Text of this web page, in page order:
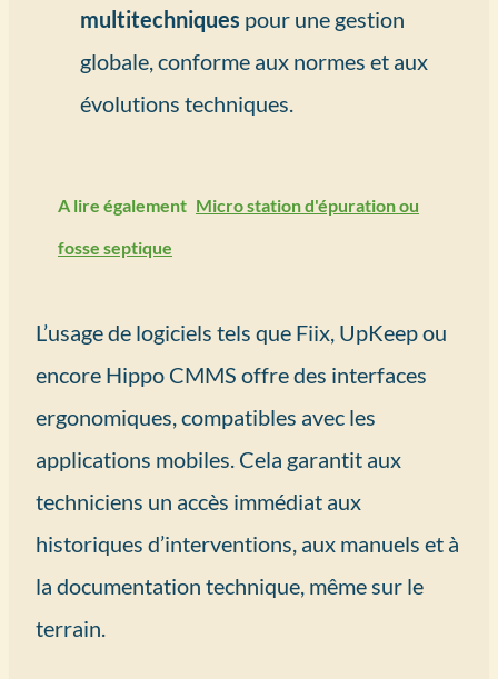
multitechniques pour une gestion
globale, conforme aux normes et aux
évolutions techniques.
A lire également Micro station d'épuration ou
fosse septique
L’usage de logiciels tels que Fiix, UpKeep ou
encore Hippo CMMS offre des interfaces
ergonomiques, compatibles avec les
applications mobiles. Cela garantit aux
techniciens un accès immédiat aux
historiques d’interventions, aux manuels et à
la documentation technique, même sur le
terrain.